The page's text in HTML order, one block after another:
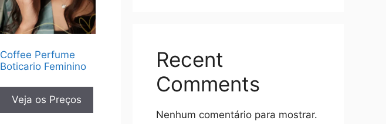
Coffee Perfume
Boticario Feminino
Veja os Preços
Recent
Comments
Nenhum comentário para mostrar.